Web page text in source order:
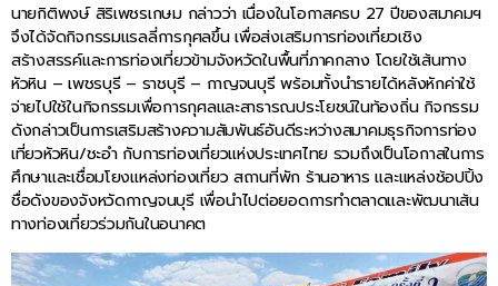
นายกิติพงษ์ สิริเพชรเกษม กล่าวว่า เนื่องในโอกาสครบ 27 ปีของสมาคมฯ
จึงได้จัดกิจกรรมแรลลี่การกุศลขึ้น เพื่อส่งเสริมการท่องเที่ยวเชิง
สร้างสรรค์และการท่องเที่ยวข้ามจังหวัดในพื้นที่ภาคกลาง โดยใช้เส้นทาง
หัวหิน – เพชรบุรี – ราชบุรี – กาญจนบุรี พร้อมทั้งนำรายได้หลังหักค่าใช้
จ่ายไปใช้ในกิจกรรมเพื่อการกุศลและสาธารณประโยชน์ในท้องถิ่น กิจกรรม
ดังกล่าวเป็นการเสริมสร้างความสัมพันธ์อันดีระหว่างสมาคมธุรกิจการท่อง
เที่ยวหัวหิน/ชะอำ กับการท่องเที่ยวแห่งประเทศไทย รวมถึงเป็นโอกาสในการ
ศึกษาและเชื่อมโยงแหล่งท่องเที่ยว สถานที่พัก ร้านอาหาร และแหล่งช้อปปิ้ง
ชื่อดังของจังหวัดกาญจนบุรี เพื่อนำไปต่อยอดการทำตลาดและพัฒนาเส้น
ทางท่องเที่ยวร่วมกันในอนาคต